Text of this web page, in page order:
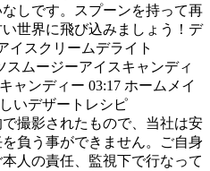
しです。スプーンを持って再
世界に飛び込みましょう！デ
イスクリームデライト
スムージーアイスキャンディ
ャンディー 03:17 ホームメイ
いデザートレシピ
撮影されたもので、当社は安
負う事ができません。ご自身
人の責任、監視下で行なって